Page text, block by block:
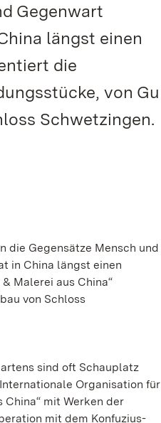
Gegenwart
längst einen
die
von Gu
Schwetzingen.
die Gegensätze Mensch und
in China längst einen
Malerei aus China“
von Schloss
sind oft Schauplatz
Organisation für
mit Werken der
mit dem Konfuzius-